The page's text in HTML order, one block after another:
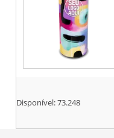
Disponível:73.248